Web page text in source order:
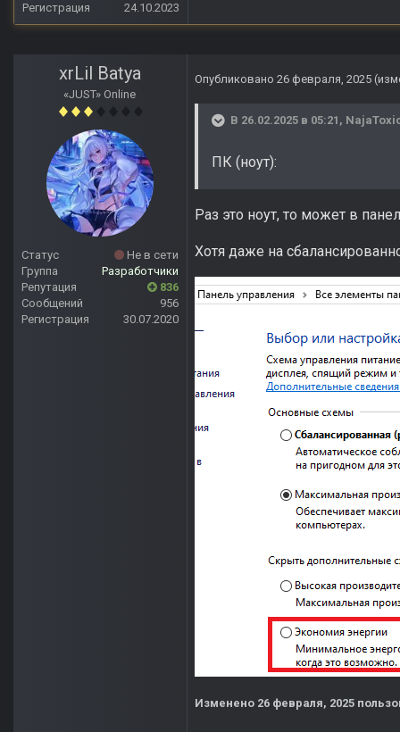
Регистрация
24.10.2023
xrLil Batya
«JUST» Online
Статус
Не в сети
Группа
Разработчики
Репутация
836
Сообщений
956
Регистрация
30.07.2020
Опубликовано 26 февраля, 2025
В 26.02.2025 в 05:21,
ПК (ноут):
Раз это ноут, то может в
Хотя даже на
Изменено 26 февраля, 2025